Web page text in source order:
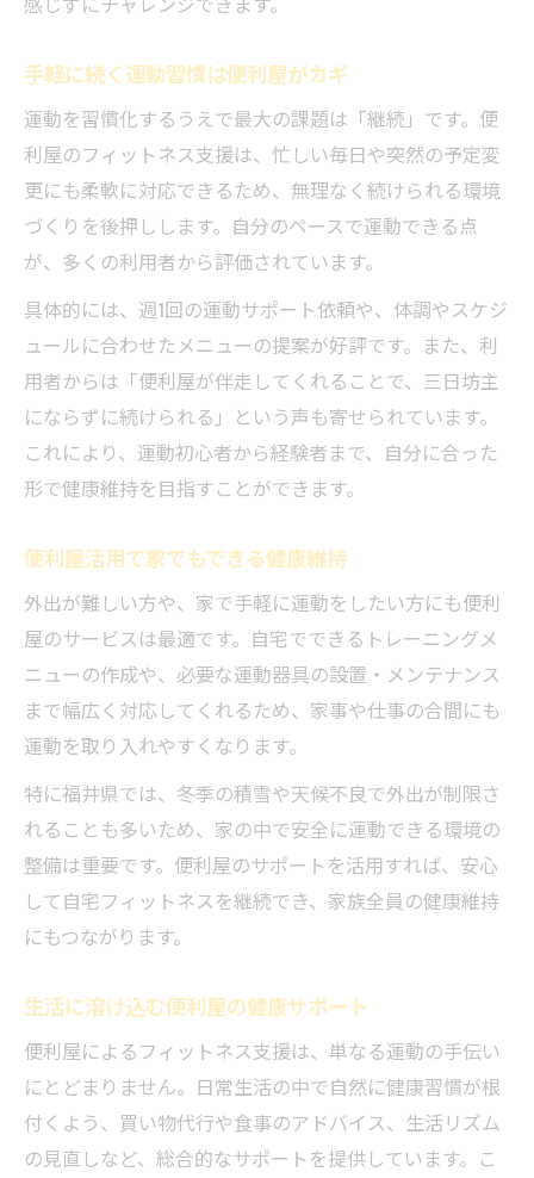
手軽に続く運動習慣は便利屋がカギ
運動を習慣化するうえで最大の課題は「継続」です。便
利屋のフィットネス支援は、忙しい毎日や突然の予定変
更にも柔軟に対応できるため、無理なく続けられる環境
づくりを後押しします。自分のペースで運動できる点
が、多くの利用者から評価されています。
具体的には、週1回の運動サポート依頼や、体調やスケジ
ュールに合わせたメニューの提案が好評です。また、利
用者からは「便利屋が伴走してくれることで、三日坊主
にならずに続けられる」という声も寄せられています。
これにより、運動初心者から経験者まで、自分に合った
形で健康維持を目指すことができます。
便利屋活用で家でもできる健康維持
外出が難しい方や、家で手軽に運動をしたい方にも便利
屋のサービスは最適です。自宅でできるトレーニングメ
ニューの作成や、必要な運動器具の設置・メンテナンス
まで幅広く対応してくれるため、家事や仕事の合間にも
運動を取り入れやすくなります。
特に福井県では、冬季の積雪や天候不良で外出が制限さ
れることも多いため、家の中で安全に運動できる環境の
整備は重要です。便利屋のサポートを活用すれば、安心
して自宅フィットネスを継続でき、家族全員の健康維持
にもつながります。
生活に溶け込む便利屋の健康サポート
便利屋によるフィットネス支援は、単なる運動の手伝い
にとどまりません。日常生活の中で自然に健康習慣が根
付くよう、買い物代行や食事のアドバイス、生活リズム
の見直しなど、総合的なサポートを提供しています。こ